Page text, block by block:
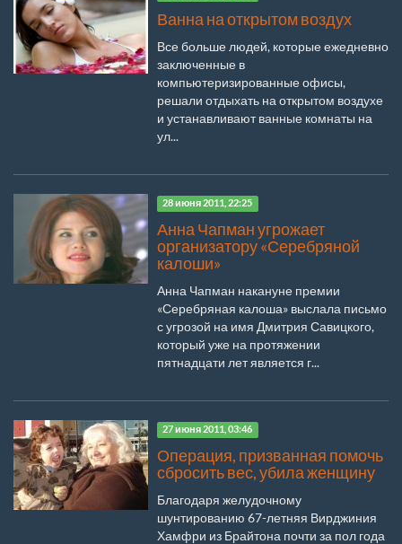
Ванна на открытом воздух
Все больше людей, которые ежедневно
заключенные в
компьютеризированные офисы,
решали отдыхать на открытом воздухе
и устанавливают ванные комнаты на
ул...
28 июня 2011, 22:25
Анна Чапман угрожает
организатору «Серебряной
калоши»
Анна Чапман накануне премии
«Серебряная калоша» выслала письмо
с угрозой на имя Дмитрия Савицкого,
который уже на протяжении
пятнадцати лет является г...
27 июня 2011, 03:46
Операция, призванная помочь
сбросить вес, убила женщину
Благодаря желудочному
шунтированию 67-летняя Вирджиния
Хамфри из Брайтона почти за пол года